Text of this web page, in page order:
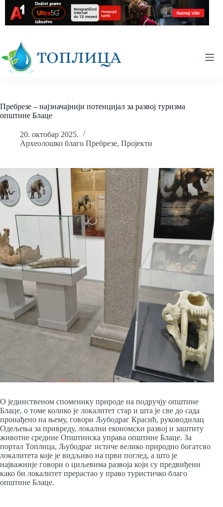
content
Пребрезе – најзначајнији потенцијал за развој туризма
општине Блаце
20. октобар 2025.
Археолошко благо Пребрезе, Пројекти
O јединственом споменику природе на подручју општине
Блаце, о томе колико је локалитет стар и шта је све до сада
пронађено на њему, говори Љубодраг Красић, руководилац
Одељења за привреду, локални економски развој и заштиту
животне средине Општинска управа општине Блаце. За
портал Топлица, Љубодраг истиче велико природно богатсво
локалитета које је видљиво на први поглед, а што је
најважније говори о циљевима развоја који су предвиђени
како би локалитет прерастао у право туристичко благо
општине Блаце.